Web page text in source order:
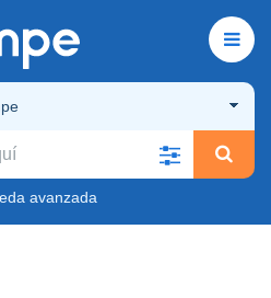
avanzada